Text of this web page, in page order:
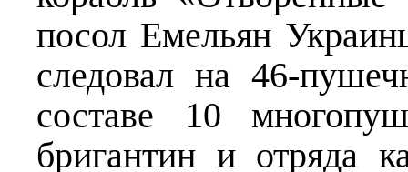
посол Емельян
следовал на 46-
составе 10
бригантин и отряда